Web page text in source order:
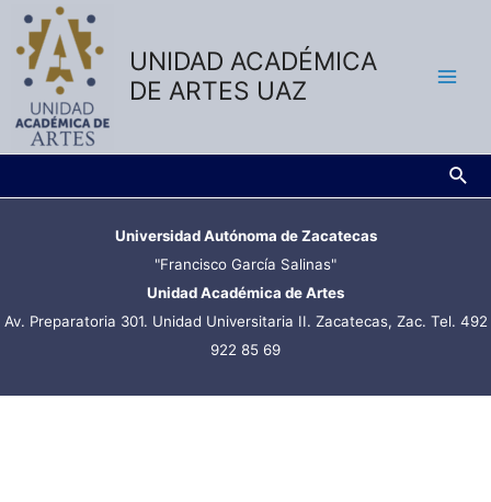
UNIDAD ACADÉMICA
DE ARTES UAZ
Universidad Autónoma de Zacatecas
"Francisco García Salinas"
Unidad Académica de Artes
Av. Preparatoria 301. Unidad Universitaria II. Zacatecas, Zac. Tel. 492
922 85 69